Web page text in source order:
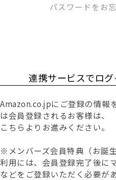
パスワードをお
連携サービスでロ
Amazon.co.jpにご登録の情報
は会員登録されるお客様は、
こちらよりお進みください。
※メンバーズ会員特典（お誕
利用には、会員登録完了後に
などをご登録いただく必要があ